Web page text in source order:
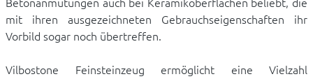
mit ihren ausgezeichneten Gebrauchseigenschaften ihr
Vorbild sogar noch übertreffen.
Vilbostone Feinsteinzeug ermöglicht eine Vielzahl